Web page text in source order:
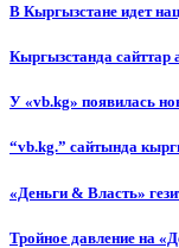
В Кыргызстане идет
Кыргызстанда сайттар
У «vb.kg» появилась
“vb.kg.” сайтында
«Деньги & Власть»
Тройное давление на